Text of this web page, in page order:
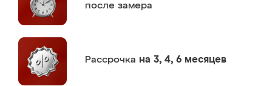
после замера
Рассрочка на 3, 4, 6 месяцев